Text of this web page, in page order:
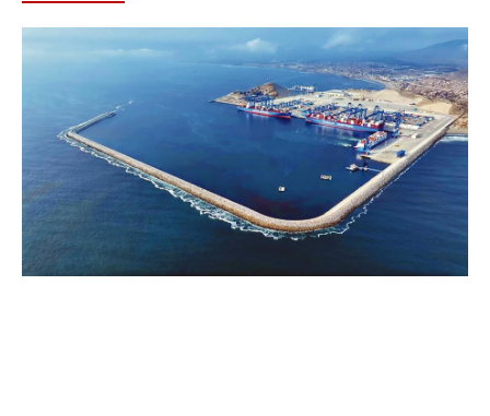
PagePagePage PagePagePage Page